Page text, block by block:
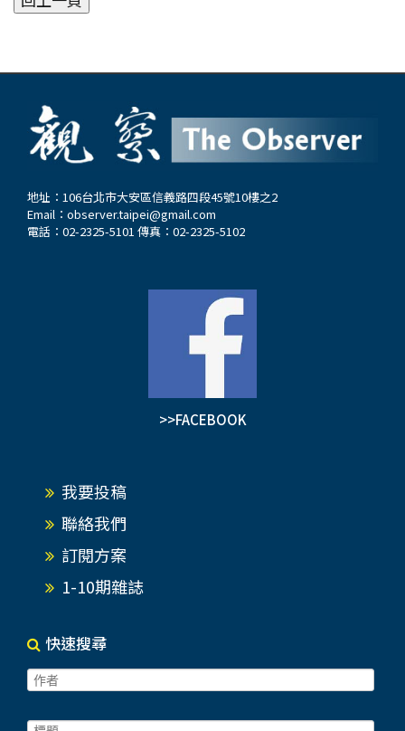
地址：106台北市大安區信義路四段45號10樓之2
Email： observer.taipei@gmail.com
電話：02-2325-5101 傳真：02-2325-5102
>>FACEBOOK
我要投稿
聯絡我們
訂閱方案
1-10期雜誌
快速搜尋